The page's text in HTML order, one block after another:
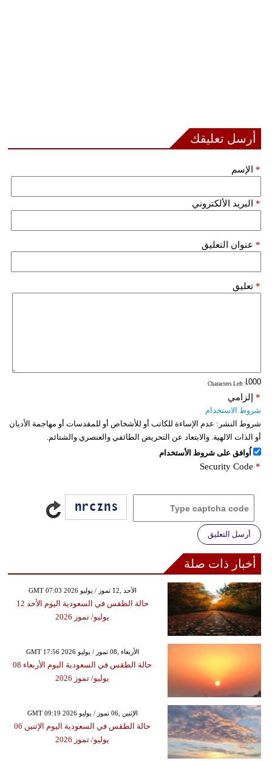
أرسل تعليقك
الإسم *
البريد الألكتروني *
عنوان التعليق *
تعليق *
: Characters Left
إلزامي *
شروط الاستخدام
شروط النشر: عدم الإساءة للكاتب أو للأشخاص أو للمقدسات أو مهاجمة الأديان
أو الذات الالهية. والابتعاد عن التحريض الطائفي والعنصري والشتائم.
اُوافق على شروط الأستخدام
Security Code *
أرسل التعليق
أخبار ذات صلة
GMT 07:03 2026 الأحد ,12 تموز / يوليو
حالة الطقس في السعودية اليوم الأحد 12
يوليو/ تموز 2026
GMT 17:56 2026 الأربعاء ,08 تموز / يوليو
حالة الطقس في السعودية اليوم الأربعاء 08
يوليو/ تموز 2026
GMT 09:19 2026 الإثنين ,06 تموز / يوليو
حالة الطقس في السعودية اليوم الإثنين 06
يوليو/ تموز 2026